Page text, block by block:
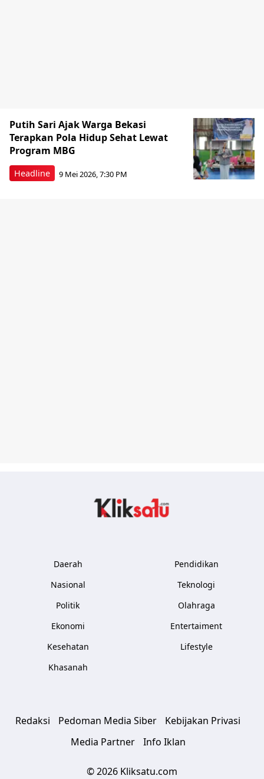
Headline
Putih Sari Ajak Warga Bekasi
Terapkan Pola Hidup Sehat Lewat
Program MBG
9 Mei 2026, 7:30 PM
Daerah
Nasional
Politik
Ekonomi
Kesehatan
Khasanah
Pendidikan
Teknologi
Olahraga
Entertaiment
Lifestyle
Redaksi Pedoman Media Siber
Kebijakan Privasi
Media Partner
Info Iklan
© 2026 Kliksatu.com